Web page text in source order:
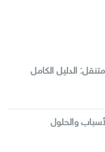
الدليل الكامل
والحلول